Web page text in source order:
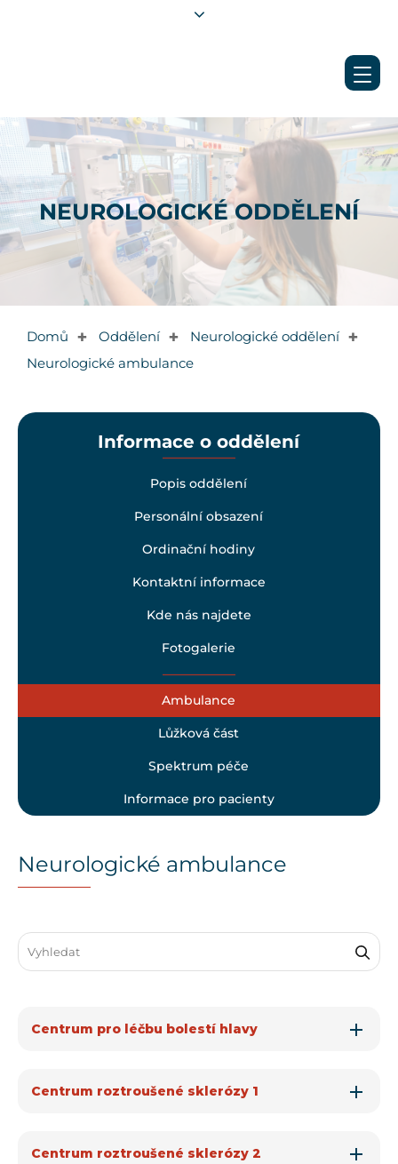
NEUROLOGICKÉ ODDĚLENÍ
Domů ✚ Oddělení ✚ Neurologické oddělení ✚
Neurologické ambulance
Informace o oddělení
Popis oddělení
Personální obsazení
Ordinační hodiny
Kontaktní informace
Kde nás najdete
Fotogalerie
Ambulance
Lůžková část
Spektrum péče
Informace pro pacienty
Neurologické ambulance
Search through FAQ items. Results will update as you type.
Centrum pro léčbu bolestí hlavy
Centrum roztroušené sklerózy 1
Centrum roztroušené sklerózy 2